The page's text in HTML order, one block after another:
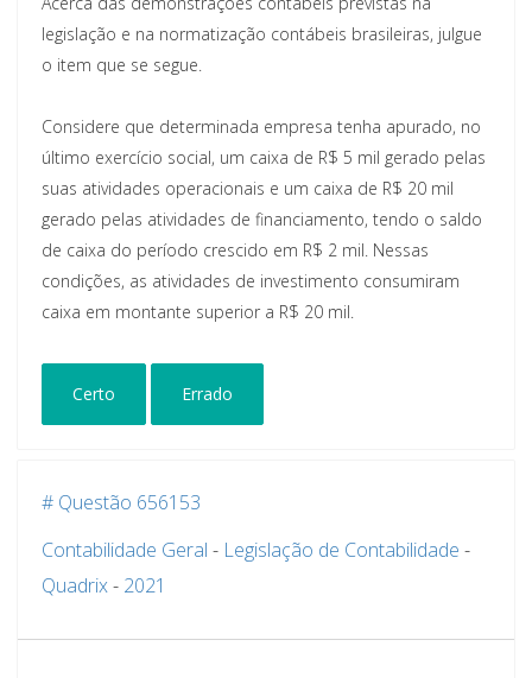
legislação e na normatização contábeis brasileiras, julgue
o item que se segue.
Considere que determinada empresa tenha apurado, no
último exercício social, um caixa de R$ 5 mil gerado pelas
suas atividades operacionais e um caixa de R$ 20 mil
gerado pelas atividades de financiamento, tendo o saldo
de caixa do período crescido em R$ 2 mil. Nessas
condições, as atividades de investimento consumiram
caixa em montante superior a R$ 20 mil.
Certo Errado
# Questão 656153
Contabilidade Geral - Legislação de Contabilidade -
Quadrix- 2021